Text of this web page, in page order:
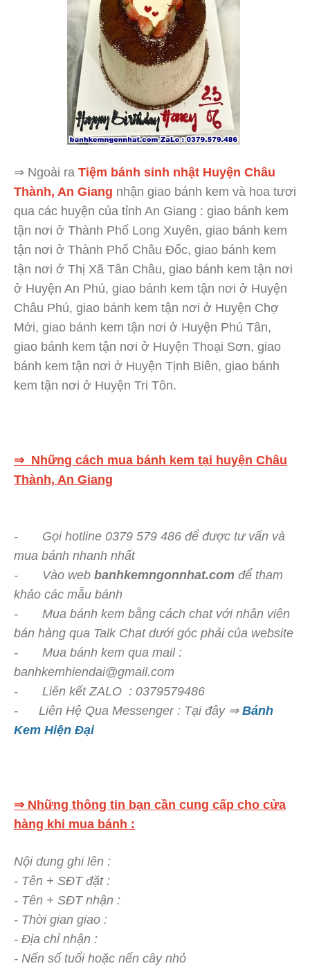
⇒ Ngoài ra Tiệm bánh sinh nhật Huyện Châu
Thành, An Giang nhận giao bánh kem và hoa tươi
qua các huyện của tỉnh An Giang : giao bánh kem
tận nơi ở Thành Phố Long Xuyên, giao bánh kem
tận nơi ở Thành Phố Châu Đốc, giao bánh kem
tận nơi ở Thị Xã Tân Châu, giao bánh kem tận nơi
ở Huyện An Phú, giao bánh kem tận nơi ở Huyện
Châu Phú, giao bánh kem tận nơi ở Huyện Chợ
Mới, giao bánh kem tận nơi ở Huyện Phú Tân,
giao bánh kem tận nơi ở Huyện Thoại Sơn, giao
bánh kem tận nơi ở Huyện Tịnh Biên, giao bánh
kem tận nơi ở Huyện Tri Tôn.
⇒ Những cách mua bánh kem tại huyện Châu
Thành, An Giang
- Gọi hotline 0379 579 486 để được tư vấn và
mua bánh nhanh nhất
- Vào web banhkemngonnhat.com để tham
khảo các mẫu bánh
- Mua bánh kem bằng cách chat với nhân viên
bán hàng qua Talk Chat dưới góc phải của website
- Mua bánh kem qua mail :
banhkemhiendai@gmail.com
- Liên kết ZALO : 0379579486
- Liên Hệ Qua Messenger : Tại đây ⇒ Bánh
Kem Hiện Đại
⇒ Những thông tin bạn cần cung cấp cho cửa
hàng khi mua bánh :
Nội dung ghi lên :
- Tên + SĐT đặt :
- Tên + SĐT nhận :
- Thời gian giao :
- Địa chỉ nhận :
- Nến số tuổi hoặc nến cây nhỏ